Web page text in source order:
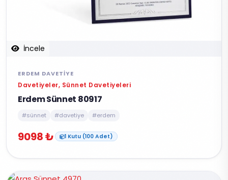
İncele
ERDEM DAVETIYE
Davetiyeler, Sünnet Davetiyeleri
Erdem Sünnet 80917
#sünnet #davetiye #erdem
9098 ₺ 1 Kutu (100 Adet)